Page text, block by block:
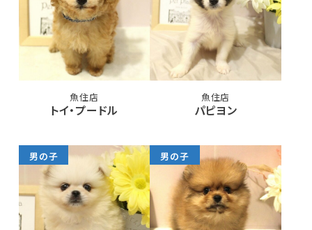
魚住店
トイ・プードル
魚住店
パピヨン
男の子 男の子